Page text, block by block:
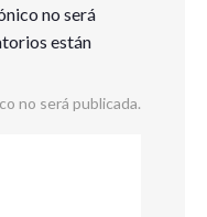
no será
están
no será publicada.